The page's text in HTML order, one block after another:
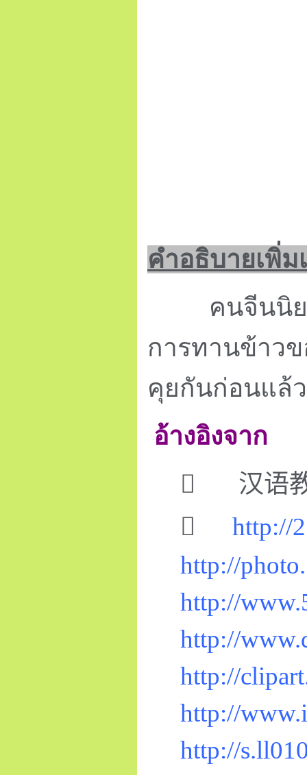
คำอธิบายเพิ่ม
คนจีนนิ
การทานข้าว
คุยกันก่อนแล้
อ้างอิงจาก
 汉语
 http://
http://
http://
http://
http://
http://
http://